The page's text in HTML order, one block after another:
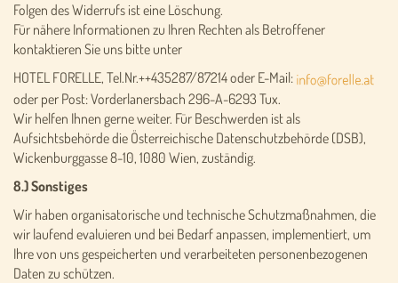
Folgen des Widerrufs ist eine Löschung.
Für nähere Informationen zu Ihren Rechten als Betroffener
kontaktieren Sie uns bitte unter
HOTEL FORELLE, Tel.Nr.++435287/87214 oder E-Mail:
oder per Post: Vorderlanersbach 296-A-6293 Tux.
Wir helfen Ihnen gerne weiter. Für Beschwerden ist als
Aufsichtsbehörde die Österreichische Datenschutzbehörde (DSB),
Wickenburggasse 8-10, 1080 Wien, zuständig.
8.) Sonstiges
Wir haben organisatorische und technische Schutzmaßnahmen, die
wir laufend evaluieren und bei Bedarf anpassen, implementiert, um
Ihre von uns gespeicherten und verarbeiteten personenbezogenen
Daten zu schützen.